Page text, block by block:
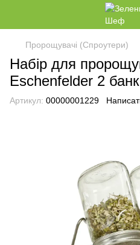
Пророщувачі (Спроутери)
Набір для
Eschenfelder 2
Артикул: 00000001229